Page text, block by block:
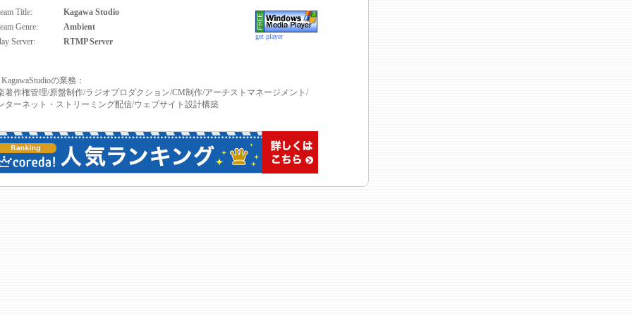
Title:
Kagawa Studio
Genre:
Ambient
Server:
RTMP Server
get player
KagawaStudioの業務：
著作権管理/原盤制作/ラジオプロダクション/CM制作/アーチストマネージメント/
ターネット・ストリーミング配信/ウェブサイト設計構築